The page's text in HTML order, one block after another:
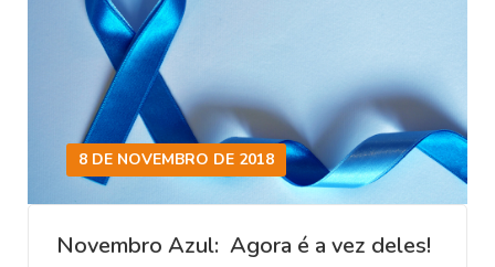
8 DE NOVEMBRO DE 2018
Novembro Azul: Agora é a vez deles!